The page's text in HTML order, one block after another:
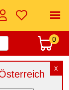
0
X